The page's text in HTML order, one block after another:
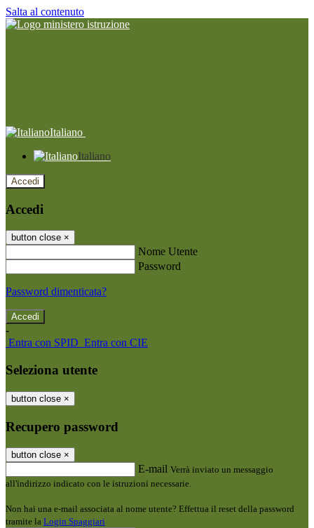
Salta al contenuto
Italiano
Italiano
Accedi
Accedi
button close ×
Nome Utente
Password
Password dimenticata?
-
Entra con SPID Entra con CIE
Seleziona utente
button close ×
Recupero password
button close ×
E-mail Verrà inviato un messaggio
all'indirizzo indicato con le istruzioni necessarie.
Non hai una e-mail associata al nome utente? Effettua il reset della password
tramite la Login Spaggiari